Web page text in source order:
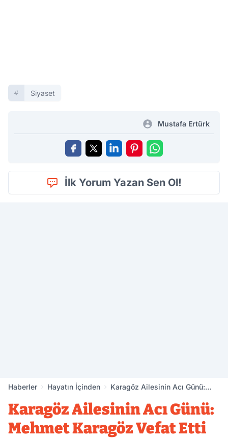
Siyaset
Mustafa Ertürk
İlk Yorum Yazan Sen Ol!
Haberler Hayatın İçinden
Karagöz Ailesinin Acı Günü:
Karagöz Ailesinin Acı Günü:
Mehmet Karagöz Vefat Etti